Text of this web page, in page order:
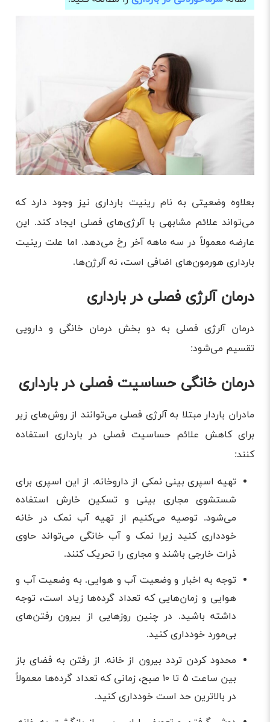
بعلاوه وضعیتی به نام رینیت بارداری نیز وجود دارد که
می‌تواند علائم مشابهی با آلرژی‌های فصلی ایجاد کند. این
عارضه معمولاً در سه ماهه آخر رخ می‌دهد. اما علت رینیت
بارداری هورمون‌های اضافی است، نه آلرژن‌ها.
درمان آلرژی فصلی در بارداری
درمان آلرژی فصلی به دو بخش درمان خانگی و دارویی
تقسیم می‌شود:
درمان خانگی حساسیت فصلی در بارداری
مادران باردار مبتلا به آلرژی فصلی می‌توانند از روش‌های زیر
برای کاهش علائم حساسیت فصلی در بارداری استفاده
کنند:
تهیه اسپری بینی نمکی از داروخانه. از این اسپری برای
شستشوی مجاری بینی و تسکین خارش استفاده
می‌شود. توصیه می‌کنیم از تهیه آب نمک در خانه
خودداری کنید زیرا نمک و آب خانگی می‌‌تواند حاوی
ذرات خارجی باشند و مجاری را تحریک کنند.
توجه به اخبار و وضعیت آب و هوایی‌. به وضعیت آب و
هوایی و زمان‌هایی که تعداد گرده‌ها زیاد است، توجه
داشته باشید. در چنین روزهایی از بیرون رفتن‌های
بی‌مورد خودداری کنید.
محدود کردن تردد بیرون از خانه. از رفتن به فضای باز
بین ساعت ۵ تا ۱۰ صبح، زمانی که تعداد گرده‌ها معمولاً
در بالاترین حد است خودداری کنید.